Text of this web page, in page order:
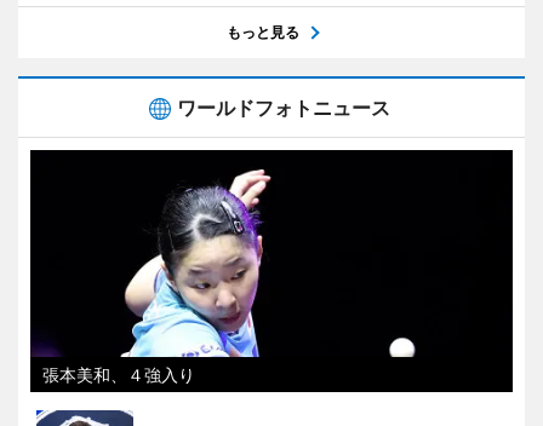
もっと見る
ワールドフォトニュース
張本美和、４強入り